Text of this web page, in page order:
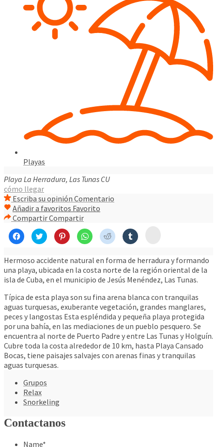
Playas
Playa La Herradura, Las Tunas CU
cómo llegar
Escriba su opinión Comentario
Añadir a favoritos Favorito
CompartirCompartir
Click
to
share
Facebook
(Opens
in
new
window)
Click
to
share
Twitter
(Opens
in
new
window)
Click
to
share
Pinterest
(Opens
in
new
window)
Click
to
share
WhatsApp
(Opens
in
new
window)
Click
to
share
Reddit
(Opens
in
new
window)
Click
to
Tumblr
(Opens
in
new
window)
(Opens
in
new
window)
Hermoso accidente natural en forma de herradura y formando
una playa, ubicada en la costa norte de la región oriental de la
isla de Cuba, en el municipio de Jesús Menéndez, Las Tunas.
Típica de esta playa son su fina arena blanca con tranquilas
aguas turquesas, exuberante vegetación, grandes manglares,
peces y langostas Esta espléndida y pequeña playa protegida
por una bahía, en las mediaciones de un pueblo pesquero. Se
encuentra al norte de Puerto Padre y entre Las Tunas y Holguín.
Cubre toda la costa alrededor de 10 km, hasta Playa Cansado
Bocas, tiene paisajes salvajes con arenas finas y tranquilas
aguas turquesas.
Grupos
Relax
Snorkeling
Contactanos
Name*